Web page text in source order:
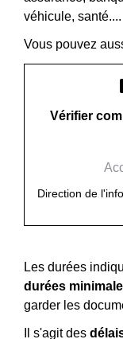
véhicule, santé....
Vous pouvez
Vérifier
Direction de
Les durées
durées
garder les
Il s'agit des